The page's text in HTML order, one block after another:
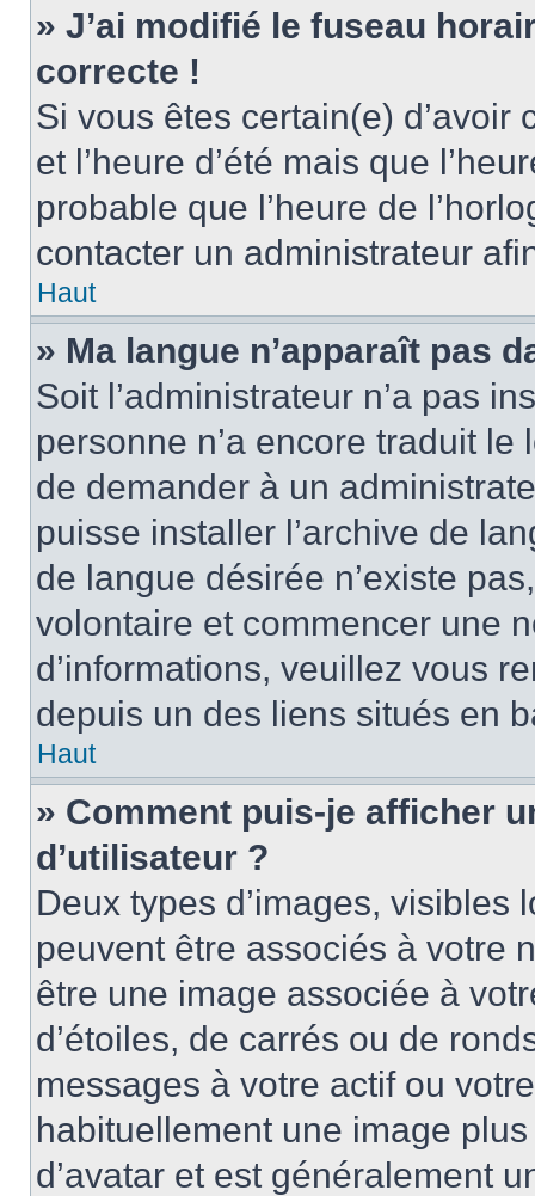
» J’ai modifié le fuseau
correcte !
Si vous êtes certain(e)
et l’heure d’été mais que
probable que l’heure de
contacter un administrateur
Haut
» Ma langue n’apparaît pas
Soit l’administrateur n’a pas
personne n’a encore traduit
de demander à un
puisse installer l’archive de
de langue désirée n’existe
volontaire et commencer une
d’informations, veuillez vous
depuis un des liens situés en
Haut
» Comment puis-je afficher
d’utilisateur ?
Deux types d’images,
peuvent être associés à votre
être une image associée à
d’étoiles, de carrés ou de
messages à votre actif ou
habituellement une image
d’avatar et est généralement